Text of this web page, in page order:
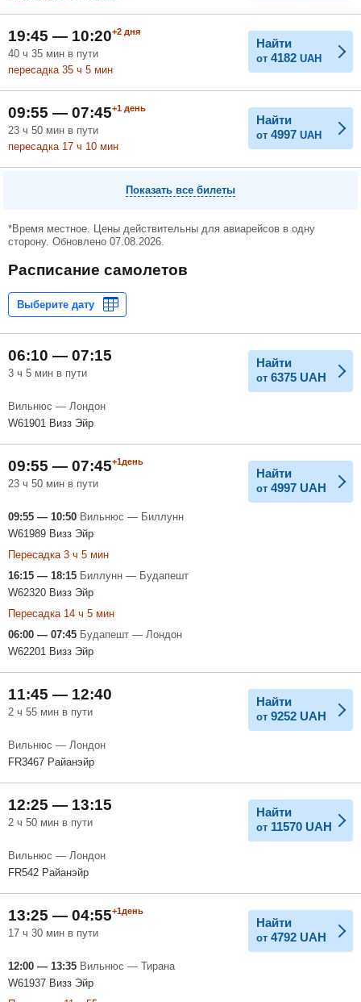
19:45 — 10:20+2 дня
40 ч 35 мин в пути
пересадка 35 ч 5 мин
Найти
от 4182 UAH
09:55 — 07:45+1 день
23 ч 50 мин в пути
пересадка 17 ч 10 мин
Найти
от 4997 UAH
Показать все билеты
*Время местное. Цены действительны для авиарейсов в одну
сторону. Обновлено 07.08.2026.
Расписание самолетов
06:10 — 07:15
3 ч 5 мин в пути
Найти
от 6375 UAH
Вильнюс — Лондон
W61901 Визз Эйр
09:55 — 07:45+1день
23 ч 50 мин в пути
Найти
от 4997 UAH
09:55 — 10:50 Вильнюс — Биллунн
W61989 Визз Эйр
Пересадка 3 ч 5 мин
16:15 — 18:15 Биллунн — Будапешт
W62320 Визз Эйр
Пересадка 14 ч 5 мин
06:00 — 07:45 Будапешт — Лондон
W62201 Визз Эйр
11:45 — 12:40
2 ч 55 мин в пути
Найти
от 9252 UAH
Вильнюс — Лондон
FR3467 Райанэйр
12:25 — 13:15
2 ч 50 мин в пути
Найти
от 11570 UAH
Вильнюс — Лондон
FR542 Райанэйр
13:25 — 04:55+1день
17 ч 30 мин в пути
Найти
от 4792 UAH
12:00 — 13:35 Вильнюс — Тирана
W61937 Визз Эйр